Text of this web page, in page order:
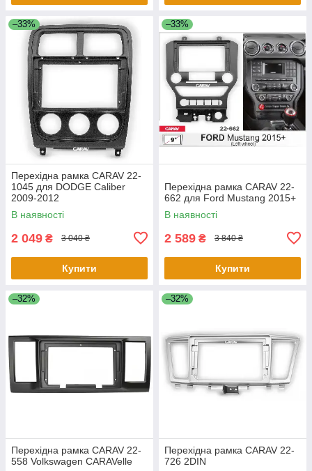
–33%
Перехідна рамка CARAV 22-
1045 для DODGE Caliber
2009-2012
В наявності
2 049 ₴ 3 040 ₴
Купити
–33%
Перехідна рамка CARAV 22-
662 для Ford Mustang 2015+
В наявності
2 589 ₴ 3 840 ₴
Купити
–32%
Перехідна рамка CARAV 22-
558 Volkswagen CARAVelle
–32%
Перехідна рамка CARAV 22-
726 2DIN